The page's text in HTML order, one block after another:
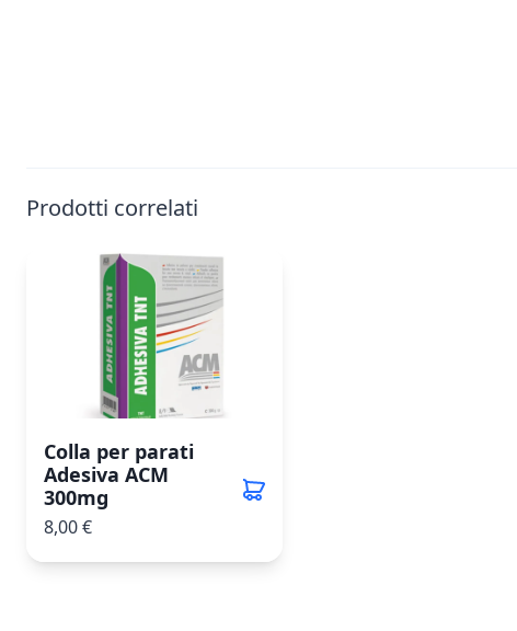
Prodotti correlati
Colla per parati
Adesiva ACM
300mg
8,00 €